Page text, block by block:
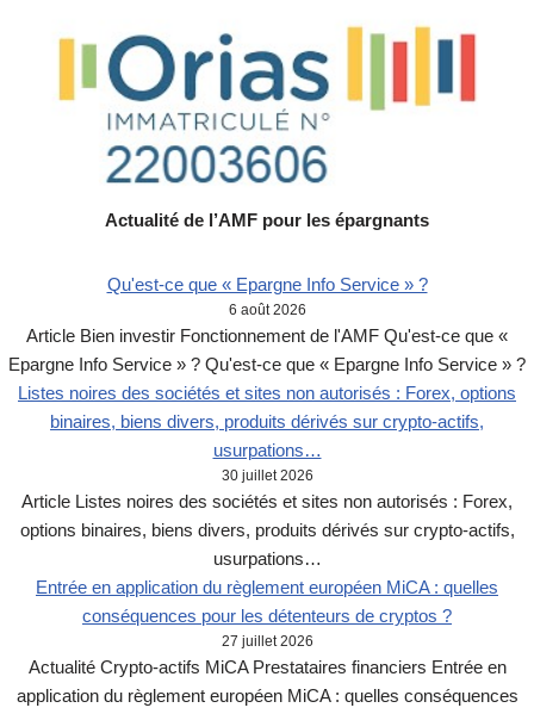
Actualité de l’AMF pour les épargnants
Qu'est-ce que « Epargne Info Service » ?
6 août 2026
Article Bien investir Fonctionnement de l'AMF Qu'est-ce que «
Epargne Info Service » ? Qu'est-ce que « Epargne Info Service » ?
Listes noires des sociétés et sites non autorisés : Forex, options
binaires, biens divers, produits dérivés sur crypto-actifs,
usurpations…
30 juillet 2026
Article Listes noires des sociétés et sites non autorisés : Forex,
options binaires, biens divers, produits dérivés sur crypto-actifs,
usurpations…
Entrée en application du règlement européen MiCA : quelles
conséquences pour les détenteurs de cryptos ?
27 juillet 2026
Actualité Crypto-actifs MiCA Prestataires financiers Entrée en
application du règlement européen MiCA : quelles conséquences